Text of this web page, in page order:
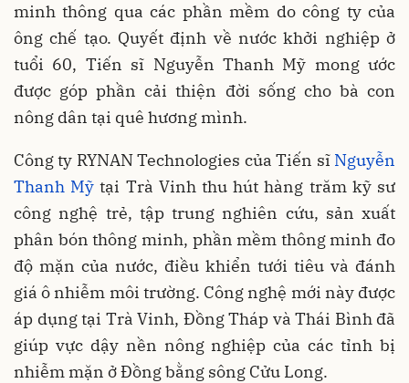
minh thông qua các phần mềm do công ty của
ông chế tạo. Quyết định về nước khởi nghiệp ở
tuổi 60, Tiến sĩ Nguyễn Thanh Mỹ mong ước
được góp phần cải thiện đời sống cho bà con
nông dân tại quê hương mình.
Công ty RYNAN Technologies của Tiến sĩ Nguyễn
Thanh Mỹtại Trà Vinh thu hút hàng trăm kỹ sư
công nghệ trẻ, tập trung nghiên cứu, sản xuất
phân bón thông minh, phần mềm thông minh đo
độ mặn của nước, điều khiển tưới tiêu và đánh
giá ô nhiễm môi trường. Công nghệ mới này được
áp dụng tại Trà Vinh, Đồng Tháp và Thái Bình đã
giúp vực dậy nền nông nghiệp của các tỉnh bị
nhiễm mặn ở Đồng bằng sông Cửu Long.